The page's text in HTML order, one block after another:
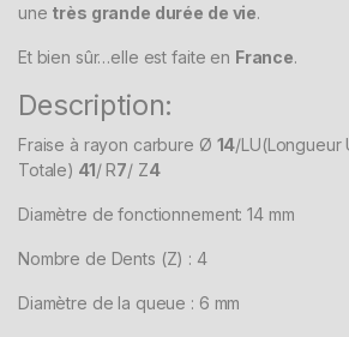
une très grande durée de vie.
Et bien sûr…elle est faite en France.
Description:
Fraise à rayon carbure Ø 14/
Totale) 41/ R7/ Z4
Diamètre de fonctionnement: 14 mm
Nombre de Dents (Z) : 4
Diamètre de la queue : 6 mm